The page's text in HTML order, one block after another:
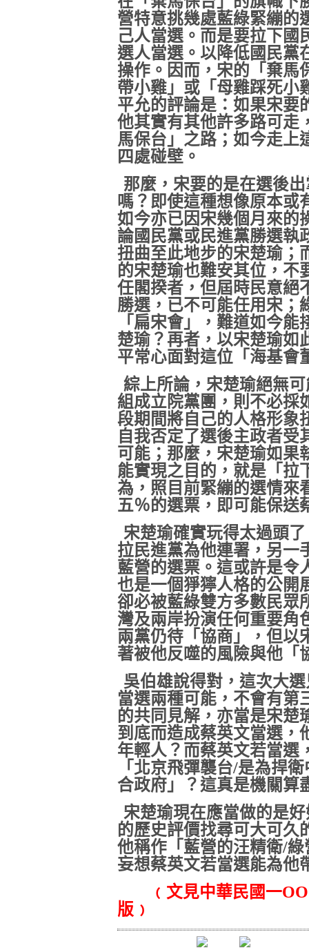
營特意挑幾處藍綠緊繃的
己人當選。而是要拉下國
選人當選。以降低國民黨
操作。因而，宋的「棄馬
帶小雞」或「母雞踩死小
平允的評論是：如果宋要
他其實有其他許多路可走
馬保台」之路；如今走上
四處碰壁。
那麼，宋要的是在選後
嗎？即使這種想像原本或
如今亦已因宋幾個月來的
論國民黨或民進黨勝選執
扭曲至此地步的宋楚瑜；
的宋楚瑜也難安其位，不
任閣揆者，但屆時民意絕
勝選，已不可能任用宋
「扁宋會」，難道如今
楚瑜？再者，以宋楚瑜如
平常心面對這位「海基會
綜上所論，宋楚瑜絕無
組成立院黨團，則不必採
段期間將自己的人格形象
自我否定了選後主政者受
可能；那麼，宋楚瑜如果
能實現之目的，就是「拉
為，照目前緊繃的選情來
五％的選票，即可能保送
宋楚瑜確實玩得太過頭
拉民進黨為他連署，另一
藍營的選票。這或許是令
也是一個猙獰人格的公開
卻必被藍綠雙方多數民眾
灣及兩岸扮演任何重要角
兩黨仍待「協商」，但以
著被他反噬的風險與他「
吳伯雄說得對，這次大
當選兩種可能，不會有第
的共同見解，亦當是宋楚
到底而造成蔡英文當選，
年輕人？而蔡英文若當選
「北京飛彈襲台/是為捍
合政府」？這真是機關算
宋楚瑜現在應當做的是
的歷史評價找尋可大可久
他稱作「藍營的汪精衛/綠
妄想蔡英文若當選能為他
﹙文見中華民國一
版﹚